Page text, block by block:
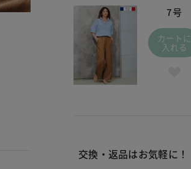
7号
カートに
入れる
交換・返品はお気軽に！